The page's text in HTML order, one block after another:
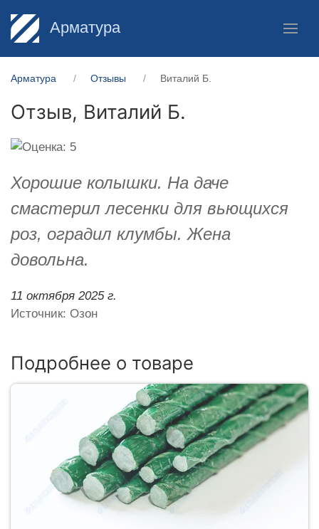
Арматура
Арматура Отзывы Виталий Б.
Отзыв, Виталий Б.
Хорошие колышки. На даче
смастерил лесенки для вьющихся
роз, оградил клумбы. Жена
довольна.
11 октября 2025 г.
Источник: Озон
Подробнее о товаре